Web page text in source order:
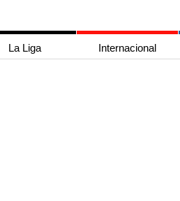
La Liga Internacional